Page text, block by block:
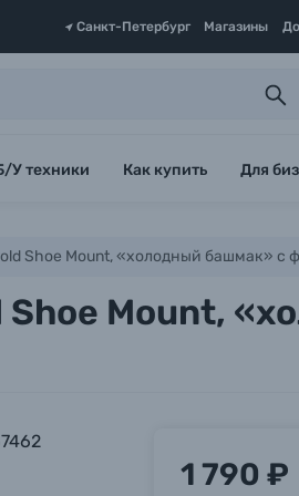
Санкт-Петербург Магазины
У техники Как купить Для
Shoe Mount, «холодный башмак» с
Mount,
1 790 ₽